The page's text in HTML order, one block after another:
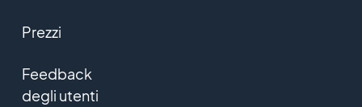
Prezzi
Feedback
degli utenti